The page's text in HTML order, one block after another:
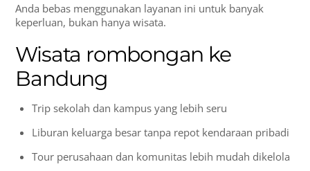
Anda bebas menggunakan layanan ini untuk banyak
keperluan, bukan hanya wisata.
Wisata rombongan ke
Bandung
Trip sekolah dan kampus yang lebih seru
Liburan keluarga besar tanpa repot kendaraan pribadi
Tour perusahaan dan komunitas lebih mudah dikelola